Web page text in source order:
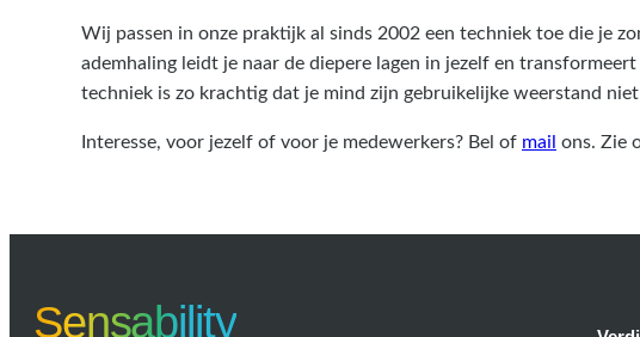
Wij passen in onze praktijk al sinds 2002 een techniek toe die je
ademhaling leidt je naar de diepere lagen in jezelf en
techniek is zo krachtig dat je mind zijn gebruikelijke weerstand
Interesse, voor jezelf of voor je medewerkers? Bel of mail ons. Zie
Sensability